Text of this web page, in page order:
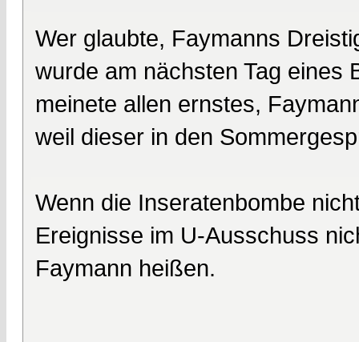
Wer glaubte, Faymanns
wurde am nächsten Tag eines
meinete allen ernstes,
weil dieser in den
Wenn die Inseratenbombe
Ereignisse im U-Ausschuss
Faymann heißen.